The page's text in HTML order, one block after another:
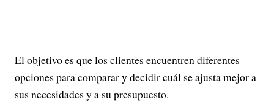
El objetivo es que los clientes encuentren diferentes
opciones para comparar y decidir cuál se ajusta mejor a
sus necesidades y a su presupuesto.